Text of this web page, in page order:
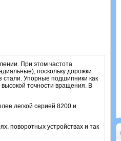
При этом частота
поскольку дорожки
стали. Упорные подшипники как
высокой точности вращения. В
легкой серией 8200 и
поворотных устройствах и так